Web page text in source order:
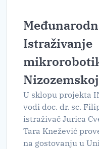
Istraživanje
Nizozemskoj
U sklopu projekta
vodi doc. dr. sc.
istraživač Jurica
Tara Knežević
na gostovanju u